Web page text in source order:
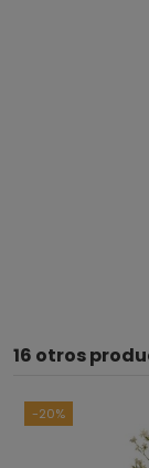
16 otros
-20%